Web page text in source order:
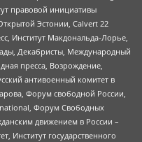
правовой инициативы
Эстонии, Calvert 22
Институт Макдональда-Лорье,
Декабристы, Международный
пресса, Возрождение,
антивоенный комитет в
Форум свободной России,
Форум Свободных
движением в России –
Институт государственного